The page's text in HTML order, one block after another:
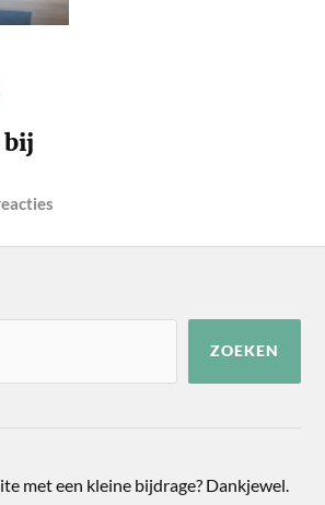
bij
ZOEKEN
met een kleine bijdrage? Dankjewel.